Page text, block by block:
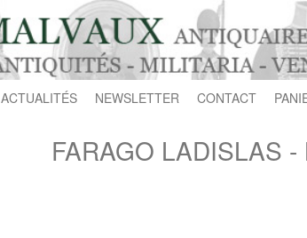
ACTUALITÉS NEWSLETTER CONTACT
FARAGO LADISLAS